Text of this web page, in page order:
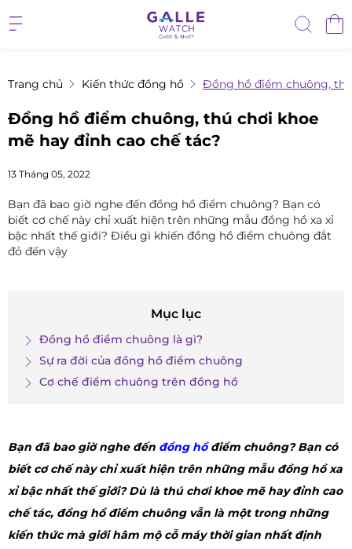
Trang chủ Kiến thức đồng hồ Đồng hồ điểm chuông,
Đồng hồ điểm chuông, thú chơi khoe
mẽ hay đỉnh cao chế tác?
13 Tháng 05, 2022
Bạn đã bao giờ nghe đến đồng hồ điểm chuông? Bạn có
biết cơ chế này chỉ xuất hiện trên những mẫu đồng hồ xa xỉ
bậc nhất thế giới? Điều gì khiến đồng hồ điểm chuông đắt
đỏ đến vậy
Mục lục
Đồng hồ điểm chuông là gì?
Sự ra đời của đồng hồ điểm chuông
Cơ chế điểm chuông trên đồng hồ
Bạn đã bao giờ nghe đến đồng hồđiểm chuông? Bạn có
biết cơ chế này chỉ xuất hiện trên những mẫu đồng hồ xa
xỉ bậc nhất thế giới? Dù là thú chơi khoe mẽ hay đỉnh cao
chế tác, đồng hồ điểm chuông vẫn là một trong những
kiến thức mà giới hâm mộ cỗ máy thời gian nhất định